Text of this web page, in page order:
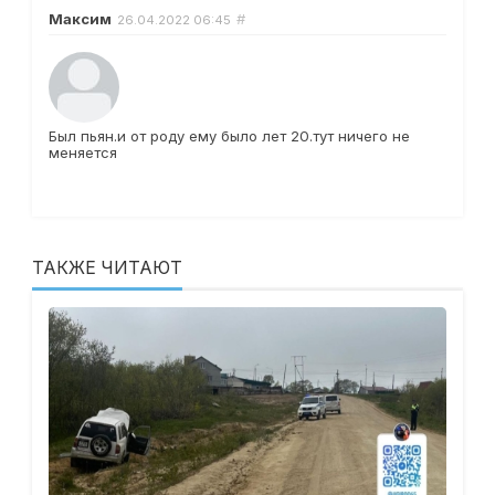
Максим 26.04.2022 06:45 #
Был пьян.и от роду ему было лет 20.тут ничего не
меняется
ТАКЖЕ ЧИТАЮТ